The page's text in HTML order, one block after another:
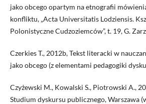
jako obcego opartym na etnografii
konfliktu, „Acta Universitatis Lodziensis.
Polonistyczne Cudzoziemców”, t. 19, G.
Czerkies T., 2012b, Tekst literacki w
jako obcego (z elementami pedagogiki
Czyżewski M., Kowalski S., Piotrowski A.,
Studium dyskursu publicznego, Warszawa